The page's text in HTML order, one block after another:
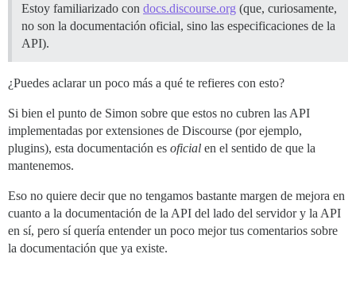
Estoy familiarizado con docs.discourse.org (que, curiosamente,
no son la documentación oficial, sino las especificaciones de la
API).
¿Puedes aclarar un poco más a qué te refieres con esto?
Si bien el punto de Simon sobre que estos no cubren las API
implementadas por extensiones de Discourse (por ejemplo,
plugins), esta documentación es oficial en el sentido de que la
mantenemos.
Eso no quiere decir que no tengamos bastante margen de mejora en
cuanto a la documentación de la API del lado del servidor y la API
en sí, pero sí quería entender un poco mejor tus comentarios sobre
la documentación que ya existe.